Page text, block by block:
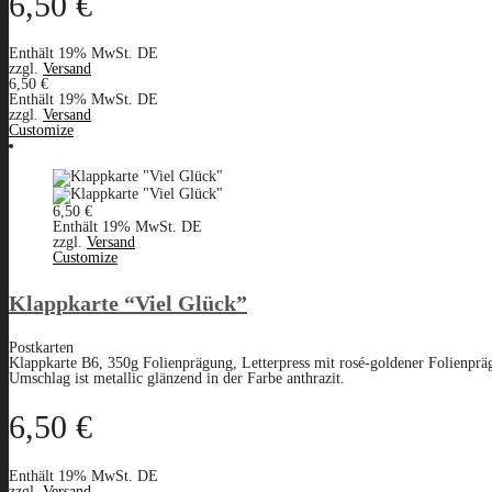
Enthält 19% MwSt. DE
zzgl. Versand
6,50 €
Enthält 19% MwSt. DE
zzgl. Versand
Customize
6,50 €
Enthält 19% MwSt. DE
zzgl. Versand
Customize
Klappkarte “Viel Glück”
Postkarten
Klappkarte B6, 350g Folienprägung, Letterpress mit rosé-goldener
Umschlag ist metallic glänzend in der Farbe anthrazit.
6,50 €
Enthält 19% MwSt. DE